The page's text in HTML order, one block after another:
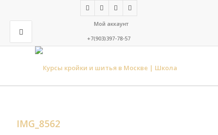
Мой аккаунт
+7(903)397-78-57
IMG_8562